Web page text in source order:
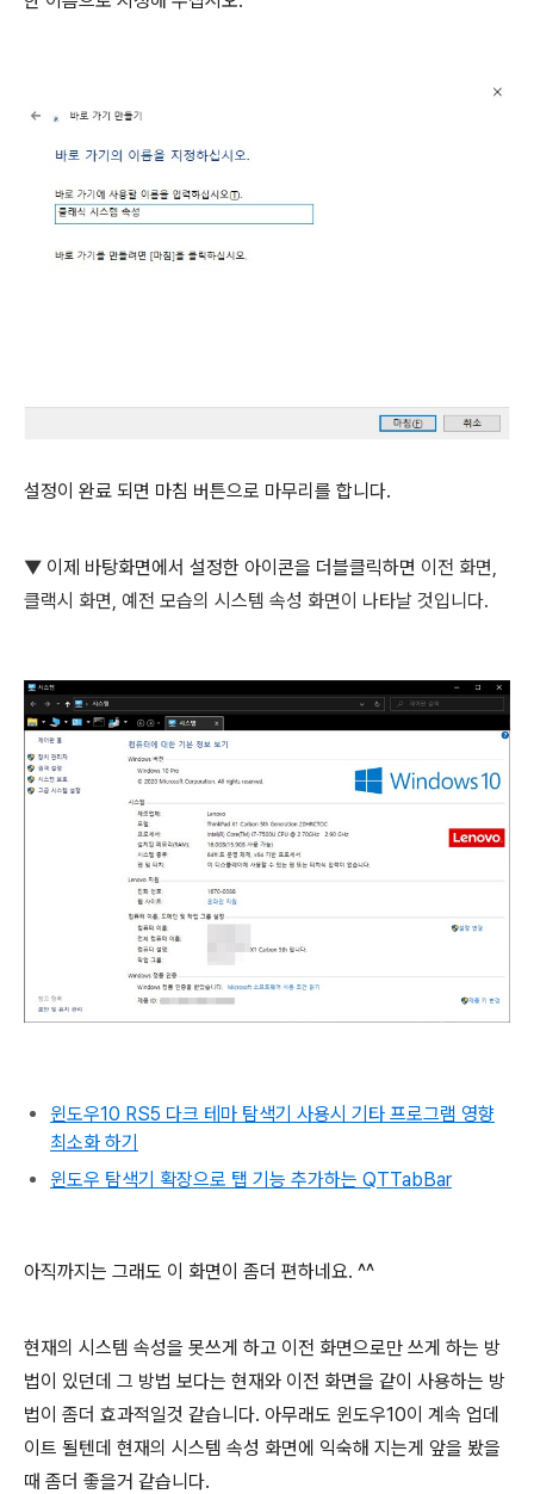
설정이 완료 되면 마침 버튼으로 마무리를 합니다.
▼ 이제 바탕화면에서 설정한 아이콘을 더블클릭하면 이전 화면,
클랙시 화면, 예전 모습의 시스템 속성 화면이 나타날 것입니다.
윈도우10 RS5 다크 테마 탐색기 사용시 기타 프로그램 영향
최소화 하기
윈도우 탐색기 확장으로 탭 기능 추가하는 QTTabBar
아직까지는 그래도 이 화면이 좀더 편하네요. ^^
현재의 시스템 속성을 못쓰게 하고 이전 화면으로만 쓰게 하는 방
법이 있던데 그 방법 보다는 현재와 이전 화면을 같이 사용하는 방
법이 좀더 효과적일것 같습니다. 아무래도 윈도우10이 계속 업데
이트 될텐데 현재의 시스템 속성 화면에 익숙해 지는게 앞을 봤을
때 좀더 좋을거 같습니다.